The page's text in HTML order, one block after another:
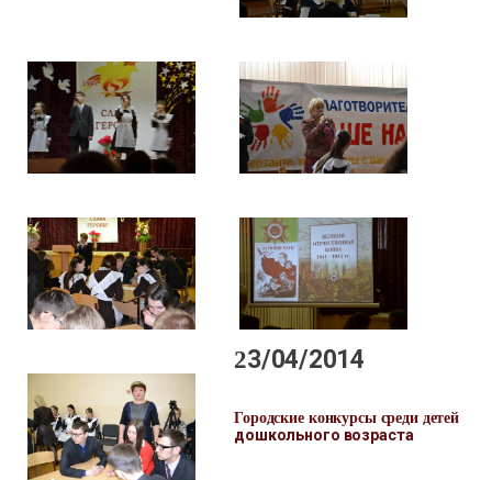
23/04/2014
Городские конкурсы среди детей
дошкольного возраста